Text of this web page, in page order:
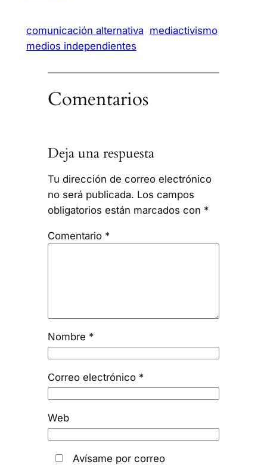
comunicación alternativa mediactivismo
medios independientes
Comentarios
Deja una respuesta
Tu dirección de correo electrónico
no será publicada. Los campos
obligatorios están marcados con *
Comentario *
Nombre *
Correo electrónico *
Web
Avísame por correo